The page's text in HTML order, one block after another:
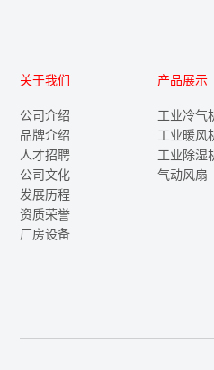
关于我们
公司介绍
品牌介绍
人才招聘
公司文化
发展历程
资质荣誉
厂房设备
产品展示
工业冷气
工业暖风
工业除湿
气动风扇